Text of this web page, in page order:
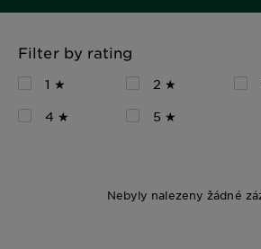
Filter by rating
1 ★ 2 ★
4 ★
5 ★
Nebyly nalezeny žádné